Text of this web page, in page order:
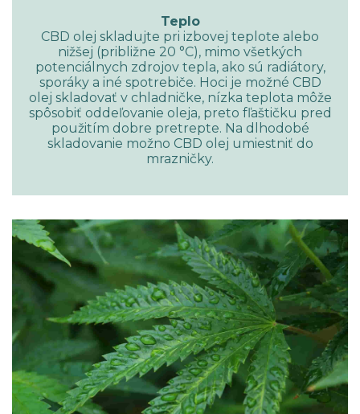
Teplo
CBD olej skladujte pri izbovej teplote alebo
nižšej (približne 20 °C), mimo všetkých
potenciálnych zdrojov tepla, ako sú radiátory,
sporáky a iné spotrebiče. Hoci je možné CBD
olej skladovať v chladničke, nízka teplota môže
spôsobiť oddeľovanie oleja, preto fľaštičku pred
použitím dobre pretrepte. Na dlhodobé
skladovanie možno CBD olej umiestniť do
mrazničky.